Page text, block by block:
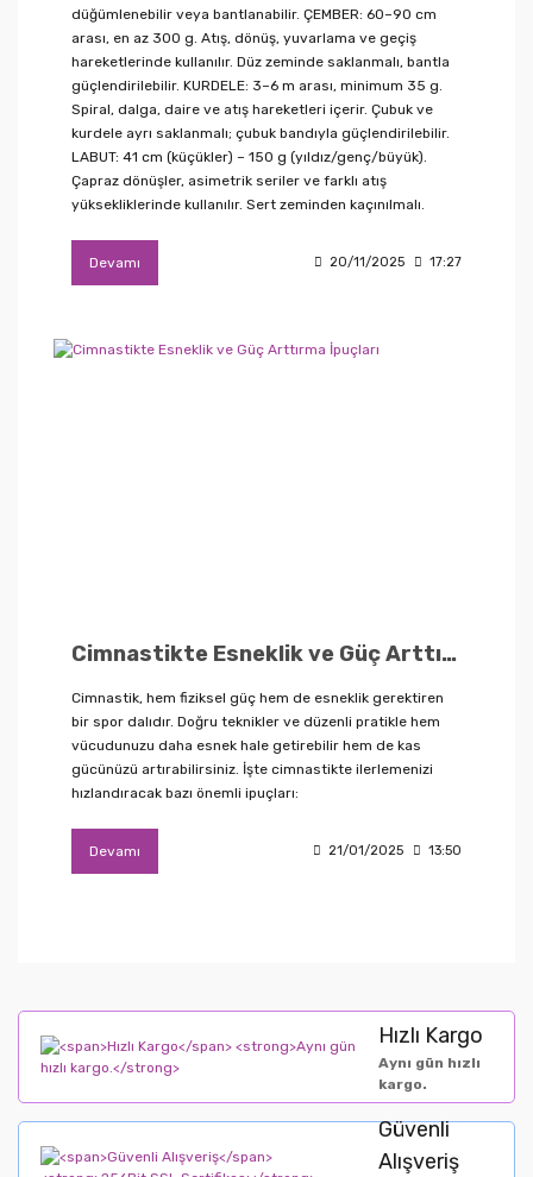
düğümlenebilir veya bantlanabilir. ÇEMBER: 60–90 cm
arası, en az 300 g. Atış, dönüş, yuvarlama ve geçiş
hareketlerinde kullanılır. Düz zeminde saklanmalı, bantla
güçlendirilebilir. KURDELE: 3–6 m arası, minimum 35 g.
Spiral, dalga, daire ve atış hareketleri içerir. Çubuk ve
kurdele ayrı saklanmalı; çubuk bandıyla güçlendirilebilir.
LABUT: 41 cm (küçükler) – 150 g (yıldız/genç/büyük).
Çapraz dönüşler, asimetrik seriler ve farklı atış
yüksekliklerinde kullanılır. Sert zeminden kaçınılmalı.
Devamı 20/11/2025 17:27
Cimnastikte Esneklik ve Güç Arttırma İpuçları
Cimnastik, hem fiziksel güç hem de esneklik gerektiren
bir spor dalıdır. Doğru teknikler ve düzenli pratikle hem
vücudunuzu daha esnek hale getirebilir hem de kas
gücünüzü artırabilirsiniz. İşte cimnastikte ilerlemenizi
hızlandıracak bazı önemli ipuçları:
Devamı 21/01/2025 13:50
Hızlı Kargo
Aynı gün hızlı
kargo.
Güvenli
Alışveriş